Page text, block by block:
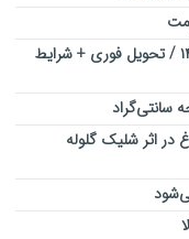
فوری؛ مهلت پایانی ثبت نام مدیران خودرو ۱۴۰۲ / تحویل فوری + شرایط
اثر شلیک گلوله